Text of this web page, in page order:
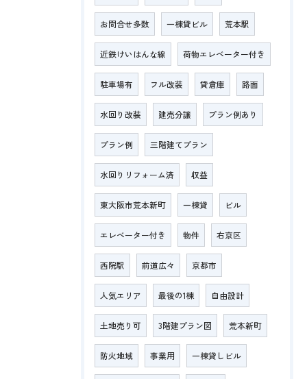
お問合せ多数 一棟貸ビル 荒本駅
近鉄けいはんな線 荷物エレベーター付き
駐車場有 フル改装 貸倉庫 路面
水回り改装 建売分譲 プラン例あり
プラン例 三階建てプラン
水回りリフォーム済 収益
東大阪市荒本新町 一棟貸 ビル
エレベーター付き 物件 右京区
西院駅 前道広々 京都市
人気エリア 最後の1棟 自由設計
土地売り可 3階建プラン図 荒本新町
防火地域 事業用 一棟貸しビル